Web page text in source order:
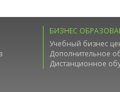
БИЗНЕС
Учебный бизнес
Дополнительное
Дистанционное